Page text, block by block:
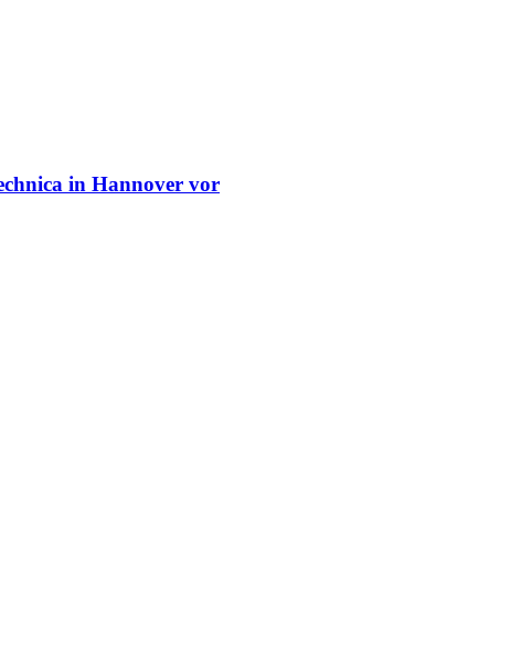
in Hannover vor